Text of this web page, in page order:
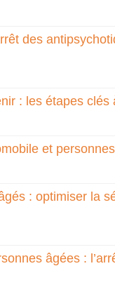
des
: les étapes clés
et
: optimiser la
âgées :